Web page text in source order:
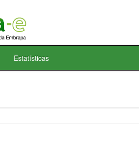
Estatísticas